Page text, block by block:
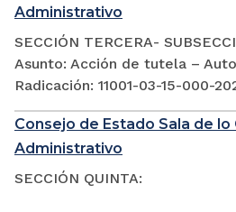
Administrativo
SECCIÓN TERCERA-
Asunto: Acción de tutela –
Radicación: 11001-03-15-000-
Consejo de Estado Sala de
Administrativo
SECCIÓN QUINTA: